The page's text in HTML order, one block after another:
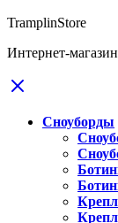
TramplinStore
Интернет-
Сноуборды